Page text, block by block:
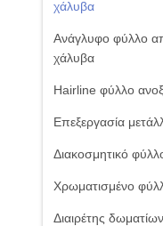
χάλυβα
Ανάγλυφο φύλλο
χάλυβα
Hairline φύλλο
Επεξεργασία
Διακοσμητικό
Χρωματισμένο
Διαιρέτης